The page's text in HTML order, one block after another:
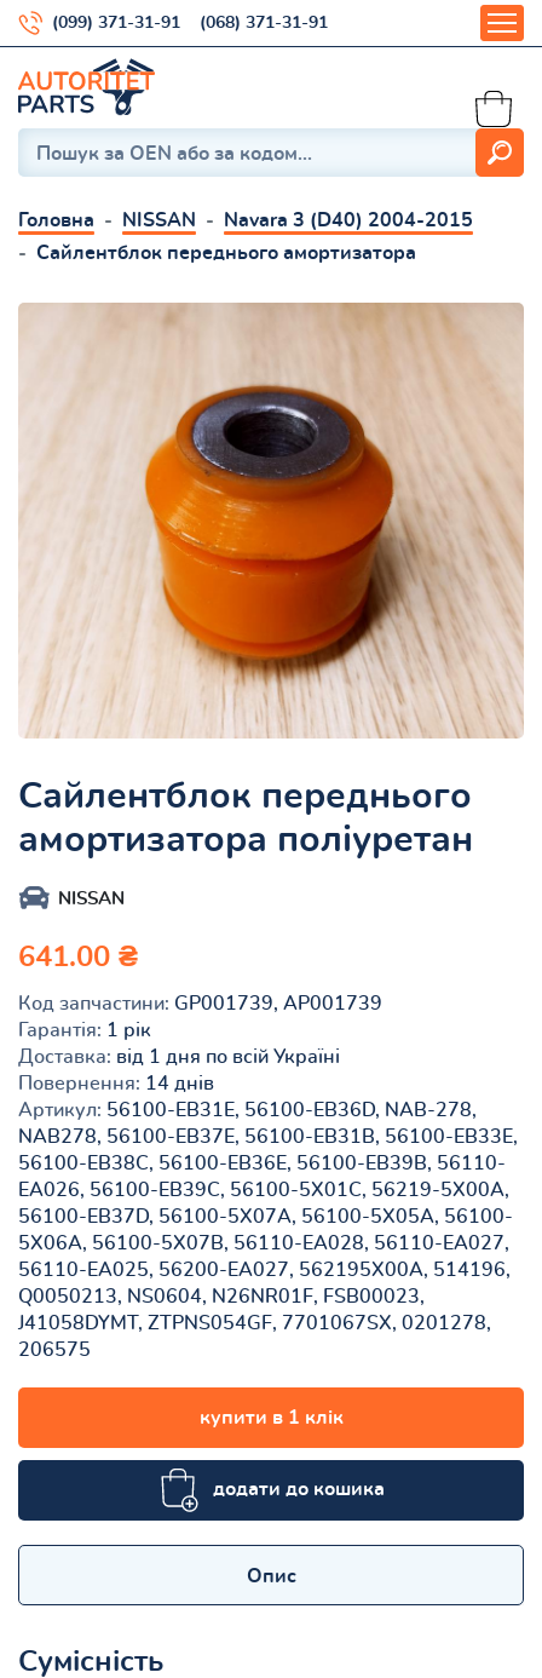
(099) 371-31-91 (068) 371-31-91
Головна NISSAN
Navara 3 (D40) 2004-2015
Сайлентблок переднього амортизатора
Сайлентблок переднього
амортизатора поліуретан
NISSAN
641.00 ₴
Код запчастини: GP001739, AP001739
Гарантія: 1 рік
Доставка: від 1 дня по всій Україні
Повернення: 14 днів
Артикул: 56100-EB31E, 56100-EB36D, NAB-278,
NAB278, 56100-EB37E, 56100-EB31B, 56100-EB33E,
56100-EB38C, 56100-EB36E, 56100-EB39B, 56110-
EA026, 56100-EB39C, 56100-5X01C, 56219-5X00A,
56100-EB37D, 56100-5X07A, 56100-5X05A, 56100-
5X06A, 56100-5X07B, 56110-EA028, 56110-EA027,
56110-EA025, 56200-EA027, 562195X00A, 514196,
Q0050213, NS0604, N26NR01F, FSB00023,
J41058DYMT, ZTPNS054GF, 7701067SX, 0201278,
206575
купити в 1 клік
додати до кошика
Опис
Сумісність